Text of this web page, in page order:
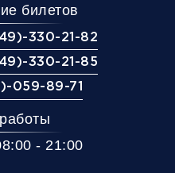
- 400Р
билетов
330-21-82
330-21-85
059-89-71
- 21:00